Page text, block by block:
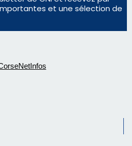
corsenetinfos